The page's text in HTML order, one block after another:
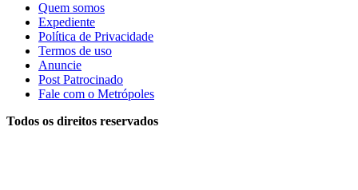
Quem somos
Expediente
Política de Privacidade
Termos de uso
Anuncie
Post Patrocinado
Fale com o Metrópoles
Todos os direitos reservados